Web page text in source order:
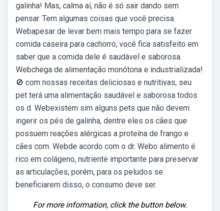
galinha! Mas, calma aí, não é só sair dando sem
pensar. Tem algumas coisas que você precisa.
Webapesar de levar bem mais tempo para se fazer
comida caseira para cachorro, você fica satisfeito em
saber que a comida dele é saudável e saborosa.
Webchega de alimentação monótona e industrializada!
🚫 com nossas receitas deliciosas e nutritivas, seu
pet terá uma alimentação saudável e saborosa todos
os d. Webexistem sim alguns pets que não devem
ingerir os pés de galinha, dentre eles os cães que
possuem reações alérgicas a proteína de frango e
cães com. Webde acordo com o dr. Webo alimento é
rico em colágeno, nutriente importante para preservar
as articulações, porém, para os peludos se
beneficiarem disso, o consumo deve ser.
For more information, click the button below.